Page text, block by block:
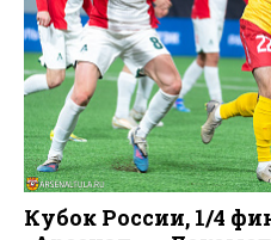
Кубок России, 1/4